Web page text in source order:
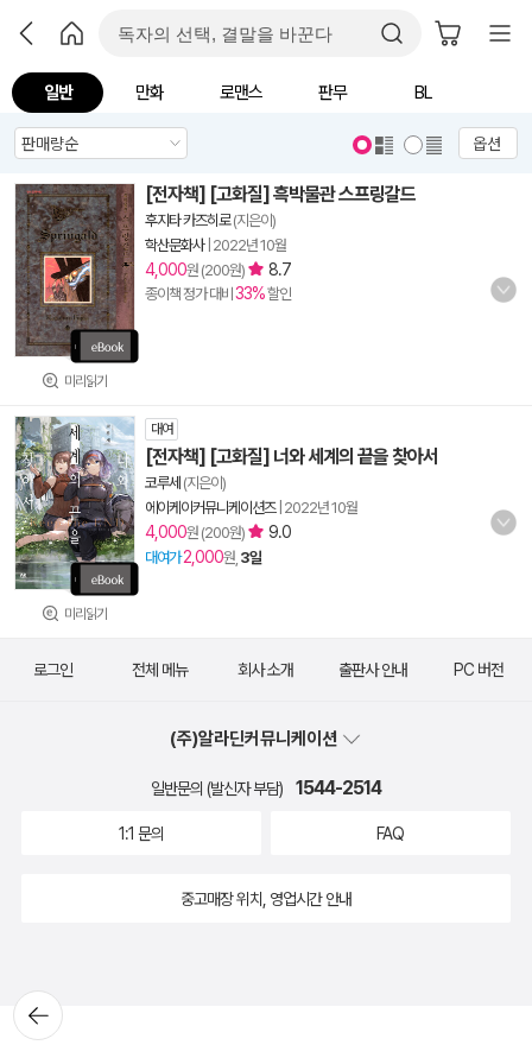
일반 만화 로맨스 판무 BL
옵션
미리읽기
[전자책] [고화질] 흑박물관 스프링갈드
후지타 카즈히로(지은이)
학산문화사| 2022년 10월
4,000원 (200원) 8.7
종이책 정가 대비 33%할인
미리읽기
대여
[전자책] [고화질] 너와 세계의 끝을 찾아서
코루세 (지은이)
에이케이커뮤니케이션즈| 2022년 10월
4,000원 (200원) 9.0
대여가 2,000원, 3일
뒤로가
기
로그인 전체 메뉴 회사 소개 출판사 안내 PC 버전
(주)알라딘커뮤니케이션
일반문의 (발신자 부담) 1544-2514
1:1 문의 FAQ
중고매장 위치, 영업시간 안내